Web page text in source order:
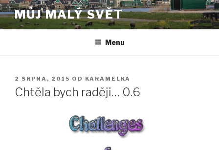
Přejít
k
obsahu
MŮJ MALÝ SVĚT
Menu
PUBLIKOVÁNO
2 SRPNA, 2015 OD KARAMELKA
Chtěla bych raději… 0.6